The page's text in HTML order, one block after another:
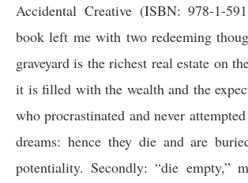
Accidental Creative (ISBN: 978-1-
book left me with two redeeming
graveyard is the richest real estate on
it is filled with the wealth and the
who procrastinated and never
dreams: hence they die and are
potentiality. Secondly: “die empty,”